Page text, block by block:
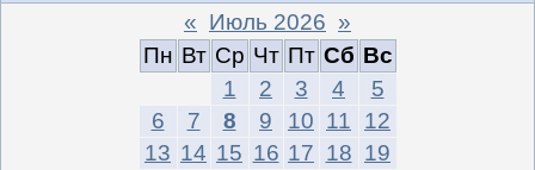
« Июль 2026 »
Пн Вт Ср Чт Пт Сб Вс
1
2 3 4
5
6
7 8 9 10 11
12
13 14 15 16 17 18 19